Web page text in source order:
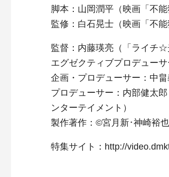
脚本：山岡潤平（映画「不能
監修：白石晃士（映画「不能
監督：内藤瑛亮（「ライチ☆
エグゼクティブプロデュー
企画・プロデューサー：中
プロデューサー：内部健太
ンターテイメント）
製作著作：©宮月新･神崎
特集サイト：http://